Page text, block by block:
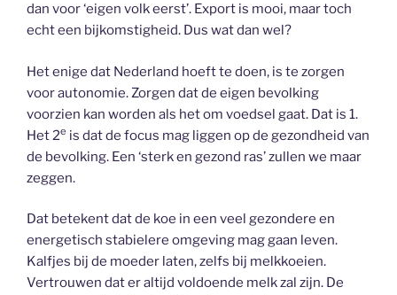
dan voor ‘eigen volk eerst’. Export is mooi, maar toch
echt een bijkomstigheid. Dus wat dan wel?
Het enige dat Nederland hoeft te doen, is te zorgen
voor autonomie. Zorgen dat de eigen bevolking
voorzien kan worden als het om voedsel gaat. Dat is 1.
Het 2e is dat de focus mag liggen op de gezondheid van
de bevolking. Een ‘sterk en gezond ras’ zullen we maar
zeggen.
Dat betekent dat de koe in een veel gezondere en
energetisch stabielere omgeving mag gaan leven.
Kalfjes bij de moeder laten, zelfs bij melkkoeien.
Vertrouwen dat er altijd voldoende melk zal zijn. De